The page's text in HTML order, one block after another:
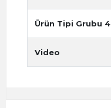
Ürün Tipi Grubu 4
Video